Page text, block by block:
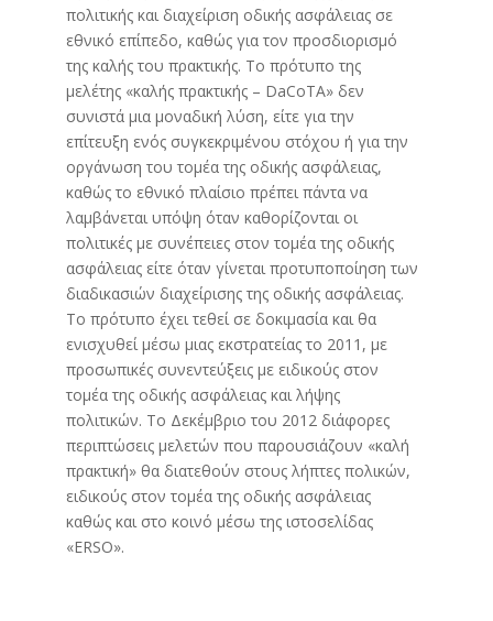
πολιτικής και διαχείριση οδικής ασφάλειας σε
εθνικό επίπεδο, καθώς για τον προσδιορισμό
της καλής του πρακτικής. Το πρότυπο της
μελέτης «καλής πρακτικής – DaCoTA» δεν
συνιστά μια μοναδική λύση, είτε για την
επίτευξη ενός συγκεκριμένου στόχου ή για την
οργάνωση του τομέα της οδικής ασφάλειας,
καθώς το εθνικό πλαίσιο πρέπει πάντα να
λαμβάνεται υπόψη όταν καθορίζονται οι
πολιτικές με συνέπειες στον τομέα της οδικής
ασφάλειας είτε όταν γίνεται προτυποποίηση των
διαδικασιών διαχείρισης της οδικής ασφάλειας.
Το πρότυπο έχει τεθεί σε δοκιμασία και θα
ενισχυθεί μέσω μιας εκστρατείας το 2011, με
προσωπικές συνεντεύξεις με ειδικούς στον
τομέα της οδικής ασφάλειας και λήψης
πολιτικών. Το Δεκέμβριο του 2012 διάφορες
περιπτώσεις μελετών που παρουσιάζουν «καλή
πρακτική» θα διατεθούν στους λήπτες πολικών,
ειδικούς στον τομέα της οδικής ασφάλειας
καθώς και στο κοινό μέσω της ιστοσελίδας
«ERSO».